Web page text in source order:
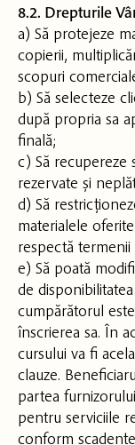
8.2. Drepturile
a) Să protejeze
copierii,
scopuri
b) Să selecteze
după propria sa
finală;
c) Să recupereze
rezervate și
d) Să
materialele
respectă termenii
e) Să poată
de
cumpărătorul
înscrierea sa. În
cursului va fi
clauze.
partea
pentru serviciile
conform